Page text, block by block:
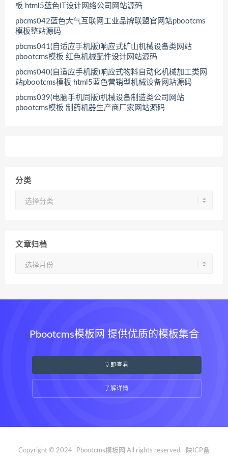
板 html5蓝色IT设计网络公司网站源码
pbcms042蓝色大气互联网工业品牌联盟官网站pbootcms
模板整站源码
pbcms041(自适应手机版)响应式矿山机械设备类网站
pbootcms模板 红色机械配件设计网站源码
pbcms040(自适应手机版)响应式物料自动化机械加工类网
站pbootcms模板 html5蓝色营销型机械设备网站源码
pbcms039(电脑手机同版)机械设备制造类公司网站
pbootcms模板 制药机器生产商厂家网站源码
分类
文章归档
Pbootcms模板网 提供优质的模板集合
立即查看
了解详情
Copyright © 2024 Pbootcms模板网 All rights reserved. 陕ICP备